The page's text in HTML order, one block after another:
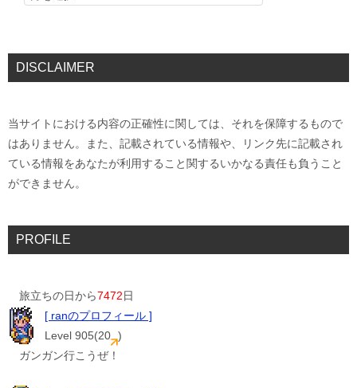
DISCLAIMER
当サイトにおける内容の正確性に関しては、それを保障するもので
はありません。また、記載されている情報や、リンク先に記載され
ている情報をあなたが利用すること関するいかなる責任も負うこと
ができません。
PROFILE
旅立ちの日から7472日
[ ranのプロフィール ]
Level 905(20 )
ガンガン行こうぜ！